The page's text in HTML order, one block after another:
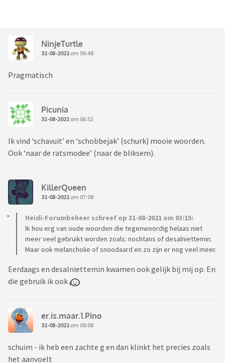
NinjeTurtle
31-08-2021 om 06:48
Pragmatisch
Picunia
31-08-2021 om 06:52
Ik vind ‘schavuit’ en ‘schobbejak’ (schurk) mooie woorden.
Ook ‘naar de ratsmodee’ (naar de bliksem).
KillerQueen
31-08-2021 om 07:08
Heidi-Forumbeheer schreef op 31-08-2021 om 03:15:
Ik hou erg van oude woorden die tegenwoordig helaas niet
meer veel gebruikt worden zoals: nochtans of desalniettemin.
Maar ook melancholie of snoodaard en zo zijn er nog veel meer.
Eerdaags en desalniettemin kwamen ook gelijk bij mij op. En
die gebruik ik ook
er.is.maar.1.Pino
31-08-2021 om 08:08
schuim - ik heb een zachte g en dan klinkt het precies zoals
het aanvoelt